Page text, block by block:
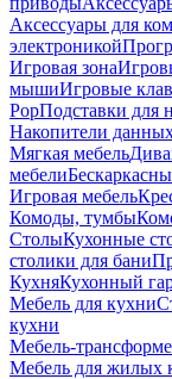
Аксессуары для
электроникой
Игровая зона
мышиИгровые
PopПодставки для
Накопители
Мягкая мебель
мебели
Игровая мебель
Комоды, тумбы
СтолыКухонные
столики для бани
КухняКухонный
Мебель для кухни
кухни
Мебель-
Мебель для жилых